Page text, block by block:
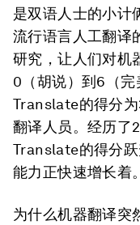
是双语人士的小计
流行语言人工翻译
研究，让人们对机
0（胡说）到6（
Translate的得分
翻译人员。经历了
Translate的得分
能力正快速增长着。
为什么机器翻译突